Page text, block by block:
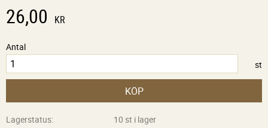
26,00 KR
Antal
st
KÖP
Lagerstatus
10 st i lager